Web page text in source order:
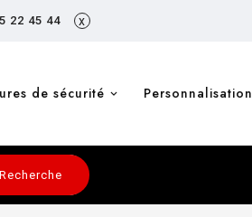
22 45 44 x
de sécurité Personnalisation
Recherche